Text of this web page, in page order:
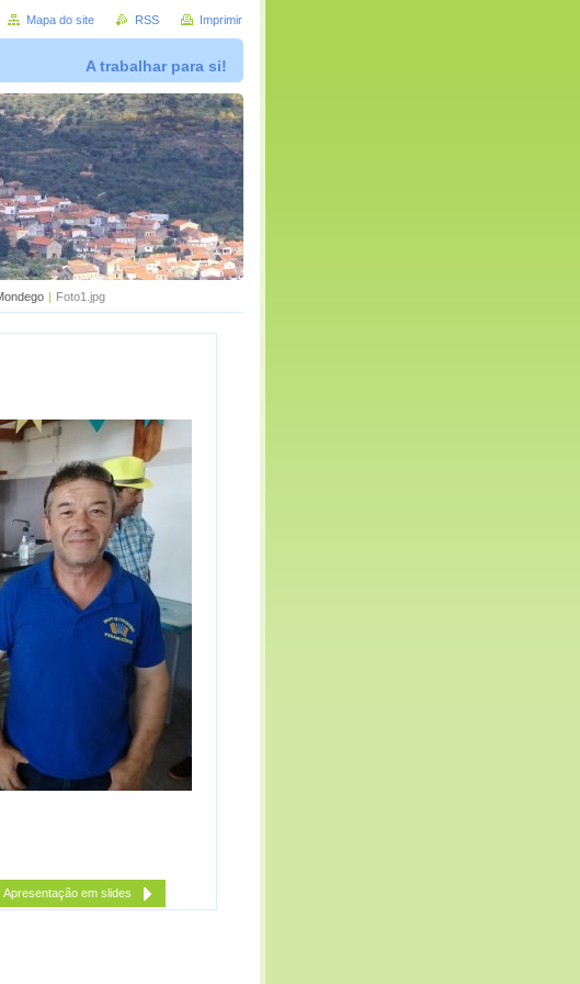
A trabalhar para si!
| Foto1.jpg
Apresentação em slides
Mapa do site RSS Imprimir